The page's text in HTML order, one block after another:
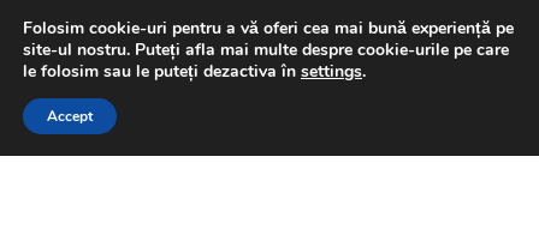
LIVRARE de la 33 lei
luni-vineri 9 a.m. - 4 p.m.031 229 6816
Sari
Sari
Folosim cookie-uri pentru a vă oferi cea mai bună experiență pe
site-ul nostru. Puteți afla mai multe despre cookie-urile pe care
le folosim sau le puteți dezactiva în settings.
Accept